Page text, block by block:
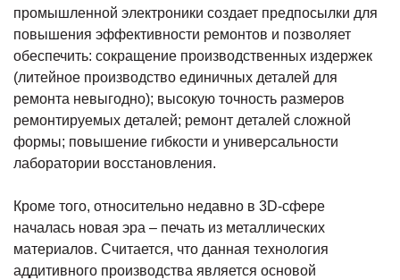
промышленной электроники создает предпосылки для
повышения эффективности ремонтов и позволяет
обеспечить: сокращение производственных издержек
(литейное производство единичных деталей для
ремонта невыгодно); высокую точность размеров
ремонтируемых деталей; ремонт деталей сложной
формы; повышение гибкости и универсальности
лаборатории восстановления.
Кроме того, относительно недавно в 3D-сфере
началась новая эра – печать из металлических
материалов. Считается, что данная технология
аддитивного производства является основой